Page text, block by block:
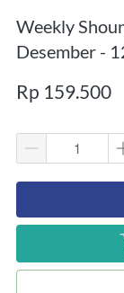
Weekly
Desember -
Rp 159.500